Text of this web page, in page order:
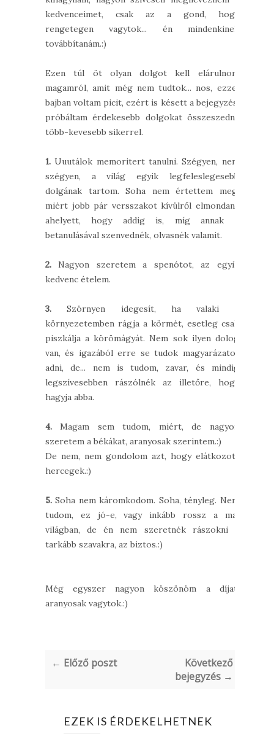
kedvenceimet, csak az a gond, hogy
rengetegen vagytok... én mindenkinek
továbbítanám.:)
Ezen túl öt olyan dolgot kell elárulnom
magamról, amit még nem tudtok... nos, ezzel
bajban voltam picit, ezért is késett a bejegyzés,
próbáltam érdekesebb dolgokat összeszedni,
több-kevesebb sikerrel.
1.Uuutálok memoritert tanulni. Szégyen, nem
szégyen, a világ egyik legfeleslegesebb
dolgának tartom. Soha nem értettem meg,
miért jobb pár versszakot kívülről elmondani,
ahelyett, hogy addig is, míg annak a
betanulásával szenvednék, olvasnék valamit.
2. Nagyon szeretem a spenótot, az egyik
kedvenc ételem.
3. Szörnyen idegesít, ha valaki a
környezetemben rágja a körmét, esetleg csak
piszkálja a körömágyát. Nem sok ilyen dolog
van, és igazából erre se tudok magyarázatot
adni, de... nem is tudom, zavar, és mindig
legszívesebben rászólnék az illetőre, hogy
hagyja abba.
4.Magam sem tudom, miért, de nagyon
szeretem a békákat, aranyosak szerintem.:)
De nem, nem gondolom azt, hogy elátkozott
hercegek.:)
5.Soha nem káromkodom. Soha, tényleg. Nem
tudom, ez jó-e, vagy inkább rossz a mai
világban, de én nem szeretnék rászokni a
tarkább szavakra, az biztos.:)
Még egyszer nagyon köszönöm a díjat,
aranyosak vagytok.:)
← Előző poszt
Következő
bejegyzés →
EZEK IS ÉRDEKELHETNEK